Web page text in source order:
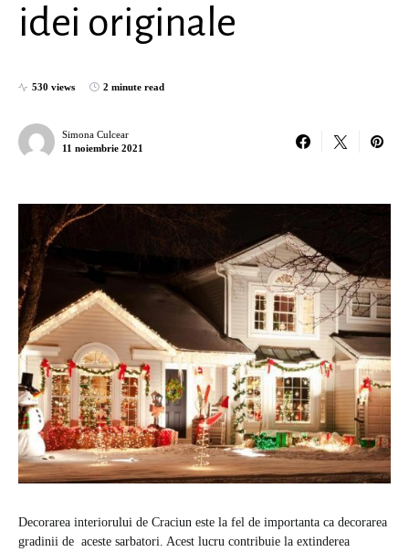
idei originale
530 views 2 minute read
Simona Culcear
11 noiembrie 2021
Decorarea interiorului de Craciun este la fel de importanta ca decorarea
gradinii de aceste sarbatori. Acest lucru contribuie la extinderea